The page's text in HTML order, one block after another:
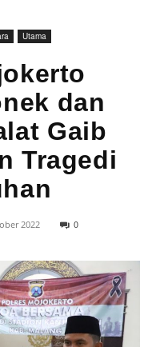
Utama
dan
Gaib
Tragedi
2022 0